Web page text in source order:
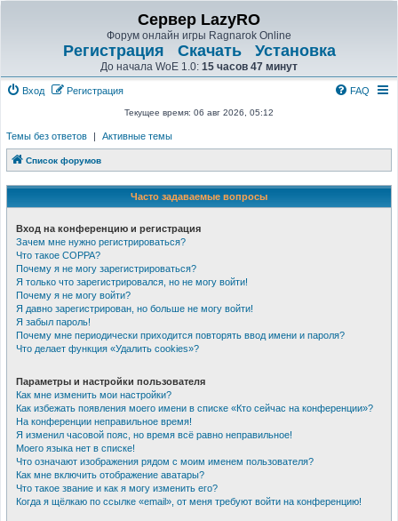
Сервер LazyRO
Форум онлайн игры Ragnarok Online
Регистрация Скачать Установка
До начала WoE 1.0: 15 часов 47 минут
Вход Регистрация FAQ
Текущее время: 06 авг 2026, 05:12
Темы без ответов | Активные темы
Список форумов
Часто задаваемые вопросы
Вход на конференцию и регистрация
Зачем мне нужно регистрироваться?
Что такое COPPA?
Почему я не могу зарегистрироваться?
Я только что зарегистрировался, но не могу войти!
Почему я не могу войти?
Я давно зарегистрирован, но больше не могу войти!
Я забыл пароль!
Почему мне периодически приходится повторять ввод имени и пароля?
Что делает функция «Удалить cookies»?
Параметры и настройки пользователя
Как мне изменить мои настройки?
Как избежать появления моего имени в списке «Кто сейчас на конференции»?
На конференции неправильное время!
Я изменил часовой пояс, но время всё равно неправильное!
Моего языка нет в списке!
Что означают изображения рядом с моим именем пользователя?
Как мне включить отображение аватары?
Что такое звание и как я могу изменить его?
Когда я щёлкаю по ссылке «email», от меня требуют войти на конференцию!